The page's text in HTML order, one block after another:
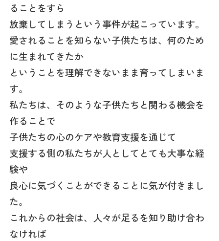
ることをすら
放棄してしまうという事件が起こっています。
愛されることを知らない子供たちは、何のため
に生まれてきたか
ということを理解できないまま育ってしまいま
す。
私たちは、そのような子供たちと関わる機会を
作ることで
子供たちの心のケアや教育支援を通じて
支援する側の私たちが人としてとても大事な経
験や
良心に気づくことができることに気が付きまし
た。
これからの社会は、人々が足るを知り助け合わ
なければ